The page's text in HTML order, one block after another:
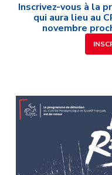
Inscrivez-vous à la
qui aura lieu au
novembre